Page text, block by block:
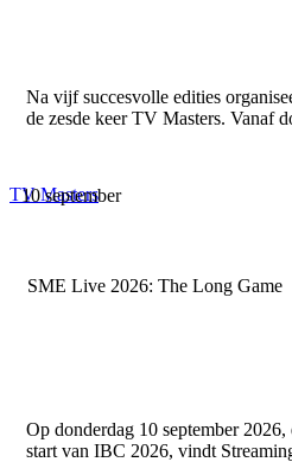
Na vijf succesvolle edities
de zesde keer TV Masters. Vanaf
TV Masters
10 september
SME Live 2026: The Long Game
Op donderdag 10 september
start van IBC 2026, vindt